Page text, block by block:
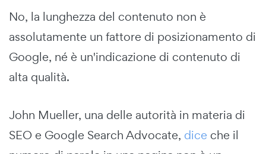
No, la lunghezza del contenuto non è
assolutamente un fattore di posizionamento di
Google, né è un'indicazione di contenuto di
alta qualità.
John Mueller, una delle autorità in materia di
SEO e Google Search Advocate, dice che il